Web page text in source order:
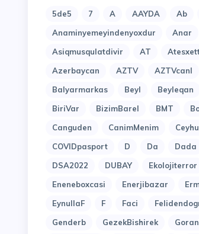
5de5 7 A AAYDA Ab
Anaminyemeyindenyoxdur
Anar
Asiqmusqulatdivir
AT
Azerbaycan
AZTV AZTVcanl
Balyarmarkas
Beyl Beyleqan
BiriVar
BizimBarel BMT
Canguden
CanimMenim
COVIDpasport
D Da Dada
DSA2022
DUBAY Ekolojiterror
Eneneboxcasi
Enerjibazar
EynullaF
F Faci
Genderb
GezekBishirek